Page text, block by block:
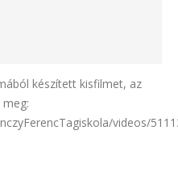
készített kisfilmet, az
videos/